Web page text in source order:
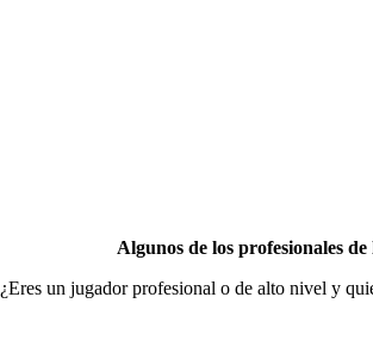
Algunos de los profesionales
¿Eres un jugador profesional o de alto nivel y